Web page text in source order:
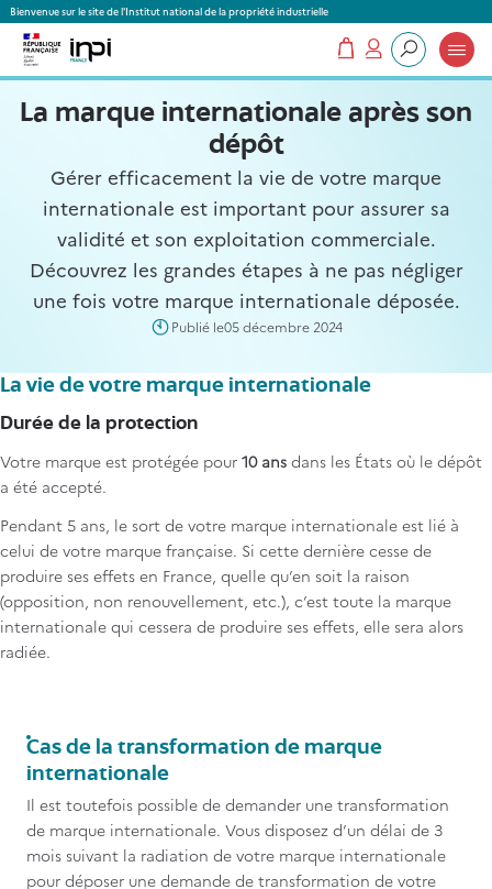
Bienvenue sur le site de l'Institut national de la propriété industrielle
Que recherchez-vous ?
Mon compte
Mon panier
La marque internationale après son
dépôt
Gérer efficacement la vie de votre marque
internationale est important pour assurer sa
validité et son exploitation commerciale.
Découvrez les grandes étapes à ne pas négliger
une fois votre marque internationale déposée.
Publié le05 décembre 2024
La vie de votre marque internationale
Durée de la protection
Votre marque est protégée pour 10 ans dans les États où le dépôt
a été accepté.
Pendant 5 ans, le sort de votre marque internationale est lié à
celui de votre marque française. Si cette dernière cesse de
produire ses effets en France, quelle qu’en soit la raison
(opposition, non renouvellement, etc.), c’est toute la marque
internationale qui cessera de produire ses effets, elle sera alors
radiée.
Titre
Cas de la transformation de marque
internationale
Contenu
Il est toutefois possible de demander une transformation
de marque internationale. Vous disposez d’un délai de 3
mois suivant la radiation de votre marque internationale
pour déposer une demande de transformation de votre
Panneau de gestion des cookies